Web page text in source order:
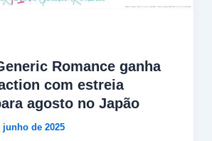
Romance ganha
com estreia
agosto no Japão
junho de 2025